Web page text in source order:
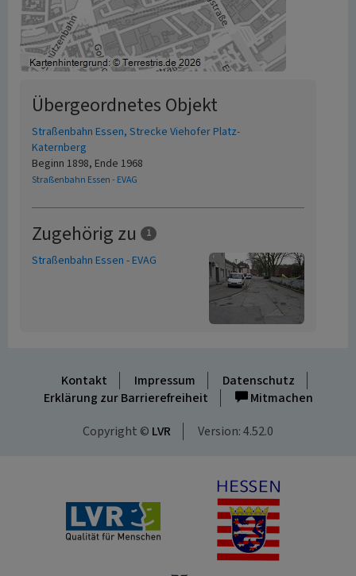
Übergeordnetes Objekt
Straßenbahn Essen, Strecke Viehofer Platz-
Katernberg
Beginn 1898, Ende 1968
Straßenbahn Essen - EVAG
Zugehörig zu 1
Straßenbahn Essen - EVAG
Kontakt Impressum
Datenschutz
Erklärung zur Barrierefreiheit
Mitmachen
Copyright © LVR Version: 4.52.0